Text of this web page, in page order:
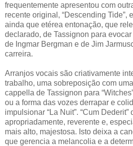
frequentemente apresentou com
recente original, “Descending Tide”,
ainda que etérea entonação, que
declarado, de Tassignon para
de Ingmar Bergman e de Jim
carreira.
Arranjos vocais são criativamente
trabalho, uma sobreposição com
cappella de Tassignon para
ou a forma das vozes derrapar e
impulsionar “La Nuit”. “Cum Dederit”
apropriadamente, reverente e,
mais alto, majestosa. Isto deixa a
que gerencia a melancolia e a